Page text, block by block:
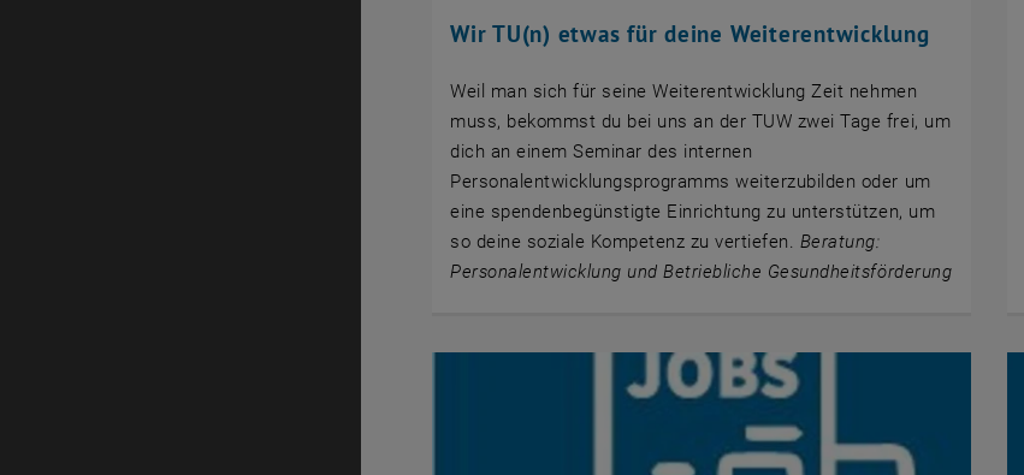
Wir TU(n) etwas für deine Weiterentwicklung
Weil man sich für seine Weiterentwicklung Zeit nehmen
muss, bekommst du bei uns an der TUW zwei Tage frei, um
dich an einem Seminar des internen
Personalentwicklungsprogramms weiterzubilden oder um
eine spendenbegünstigte Einrichtung zu unterstützen, um
so deine soziale Kompetenz zu vertiefen. Beratung:
Personalentwicklung und Betriebliche Gesundheitsförderung